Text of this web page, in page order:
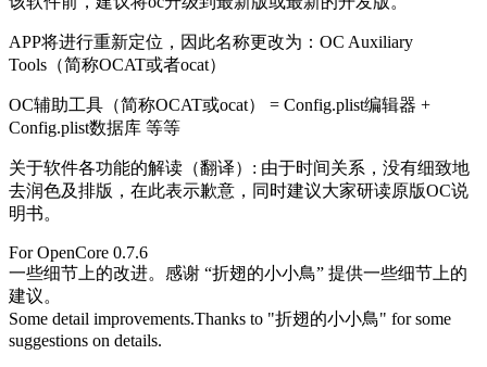
APP将进行重新定位，因此名称更改为：OC Auxiliary
Tools（简称OCAT或者ocat）
OC辅助工具（简称OCAT或ocat） = Config.plist编辑器 +
Config.plist数据库 等等
关于软件各功能的解读（翻译）: 由于时间关系，没有细致地
去润色及排版，在此表示歉意，同时建议大家研读原版OC说
明书。
For OpenCore 0.7.6
一些细节上的改进。感谢 “折翅的小小鳥” 提供一些细节上的
建议。
Some detail improvements.Thanks to "折翅的小小鳥" for some
suggestions on details.